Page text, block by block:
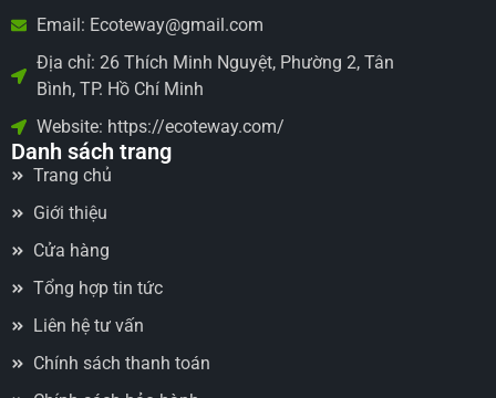
Email: Ecoteway@gmail.com
Địa chỉ: 26 Thích Minh Nguyệt, Phường 2, Tân
Bình, TP. Hồ Chí Minh
Website: https://ecoteway.com/
Danh sách trang
Trang chủ
Giới thiệu
Cửa hàng
Tổng hợp tin tức
Liên hệ tư vấn
Chính sách thanh toán